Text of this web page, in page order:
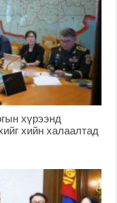
хүрээнд
хийн халаалтад